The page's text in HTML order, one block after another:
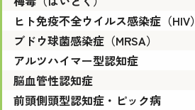
ヒト免疫不全ウイルス感染症（HIV）
ブドウ球菌感染症（MRSA）
アルツハイマー型認知症
脳血管性認知症
前頭側頭型認知症・ピック病